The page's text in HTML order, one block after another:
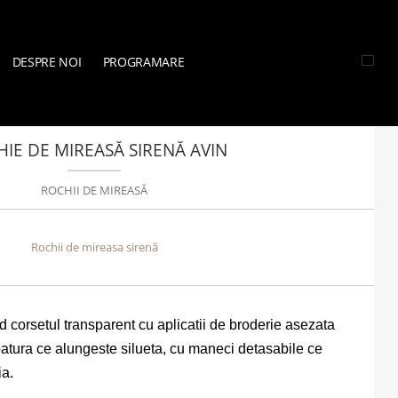
DESPRE NOI PROGRAMARE
DE MIREASĂ SIRENĂ AVIN
ROCHII DE MIREASĂ
Rochii de mireasa sirenă
corsetul transparent cu aplicatii de broderie asezata
ce alungeste silueta, cu maneci detasabile ce